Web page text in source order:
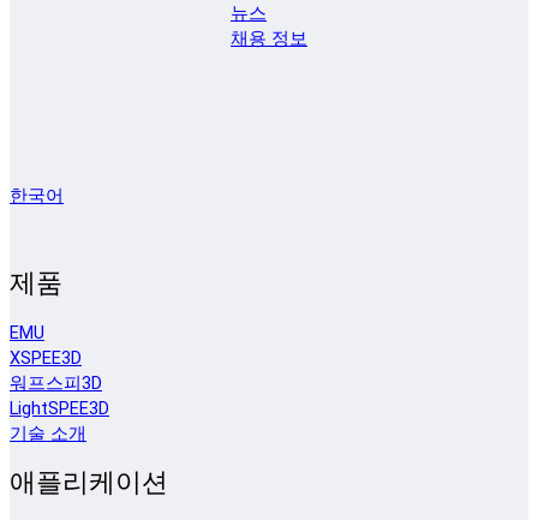
뉴스
채용 정보
한국어
제품
EMU
XSPEE3D
워프스피3D
LightSPEE3D
기술 소개
애플리케이션